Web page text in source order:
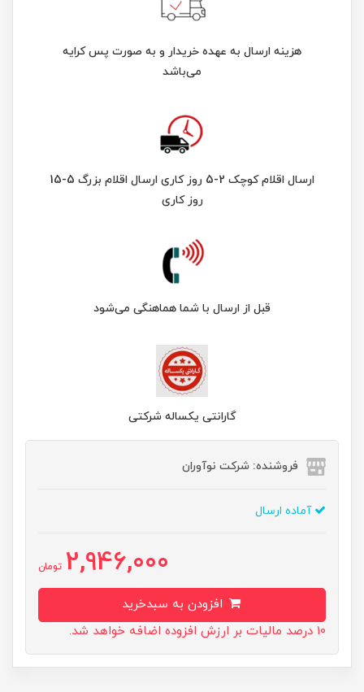
هزینه ارسال به عهده خریدار و به صورت پس کرایه
می‌باشد
ارسال اقلام کوچک 2-5 روز کاری ارسال اقلام بزرگ 5-15
روز کاری
قبل از ارسال با شما هماهنگی می‌شود
گارانتی یکساله شرکتی
فروشنده: شرکت نوآوران
آماده ارسال
2,946,000 تومان
10 درصد مالیات بر ارزش افزوده اضافه خواهد شد.